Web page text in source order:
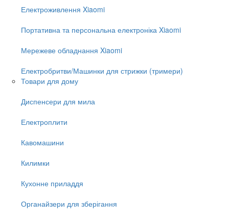
Електроживлення Xiaomi
Портативна та персональна електроніка Xiaomi
Мережеве обладнання Xiaomi
Електробритви/Машинки для стрижки (тримери)
Товари для дому
Диспенсери для мила
Електроплити
Кавомашини
Килимки
Кухонне приладдя
Органайзери для зберігання